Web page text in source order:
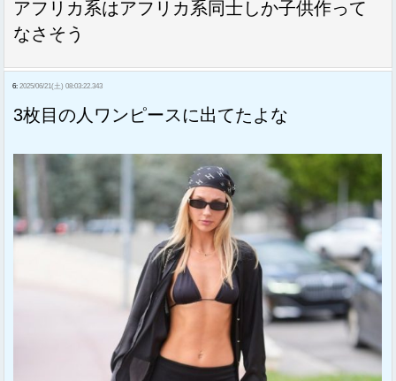
アフリカ系はアフリカ系同士しか子供作って
なさそう
6: 2025/06/21(土) 08:03:22.343
3枚目の人ワンピースに出てたよな